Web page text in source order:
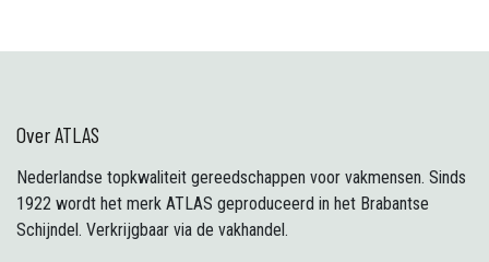
Over ATLAS
Nederlandse topkwaliteit gereedschappen voor vakmensen. Sinds
1922 wordt het merk ATLAS geproduceerd in het Brabantse
Schijndel. Verkrijgbaar via de vakhandel.